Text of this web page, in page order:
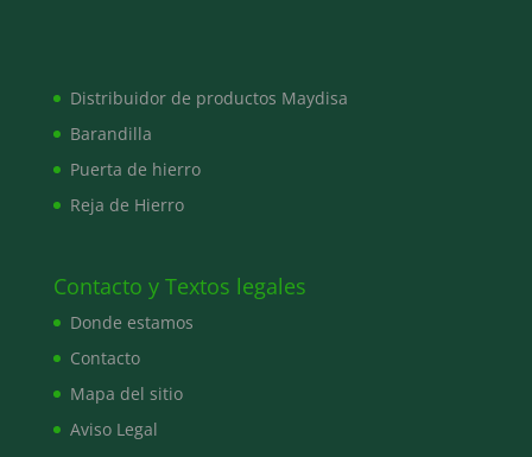
Distribuidor de productos Maydisa
Barandilla
Puerta de hierro
Reja de Hierro
Contacto y Textos legales
Donde estamos
Contacto
Mapa del sitio
Aviso Legal